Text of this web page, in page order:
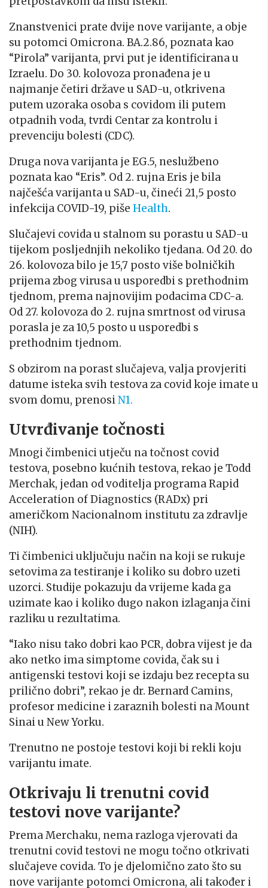
Znanstvenici prate dvije nove varijante, a obje
su potomci Omicrona. BA.2.86, poznata kao
“Pirola” varijanta, prvi put je identificirana u
Izraelu. Do 30. kolovoza pronađena je u
najmanje četiri države u SAD-u, otkrivena
putem uzoraka osoba s covidom ili putem
otpadnih voda, tvrdi Centar za kontrolu i
prevenciju bolesti (CDC).
Druga nova varijanta je EG.5, neslužbeno
poznata kao “Eris”. Od 2. rujna Eris je bila
najčešća varijanta u SAD-u, čineći 21,5 posto
infekcija COVID-19, piše Health.
Slučajevi covida u stalnom su porastu u SAD-u
tijekom posljednjih nekoliko tjedana. Od 20. do
26. kolovoza bilo je 15,7 posto više bolničkih
prijema zbog virusa u usporedbi s prethodnim
tjednom, prema najnovijim podacima CDC-a.
Od 27. kolovoza do 2. rujna smrtnost od virusa
porasla je za 10,5 posto u usporedbi s
prethodnim tjednom.
S obzirom na porast slučajeva, valja provjeriti
datume isteka svih testova za covid koje imate u
svom domu, prenosiN1.
Utvrđivanje točnosti
Mnogi čimbenici utječu na točnost covid
testova, posebno kućnih testova, rekao je Todd
Merchak, jedan od voditelja programa Rapid
Acceleration of Diagnostics (RADx) pri
američkom Nacionalnom institutu za zdravlje
(NIH).
Ti čimbenici uključuju način na koji se rukuje
setovima za testiranje i koliko su dobro uzeti
uzorci. Studije pokazuju da vrijeme kada ga
uzimate kao i koliko dugo nakon izlaganja čini
razliku u rezultatima.
“Iako nisu tako dobri kao PCR, dobra vijest je da
ako netko ima simptome covida, čak su i
antigenski testovi koji se izdaju bez recepta su
prilično dobri”, rekao je dr. Bernard Camins,
profesor medicine i zaraznih bolesti na Mount
Sinai u New Yorku.
Trenutno ne postoje testovi koji bi rekli koju
varijantu imate.
Otkrivaju li trenutni covid
testovi nove varijante?
Prema Merchaku, nema razloga vjerovati da
trenutni covid testovi ne mogu točno otkrivati
slučajeve covida. To je djelomično zato što su
nove varijante potomci Omicrona, ali također i